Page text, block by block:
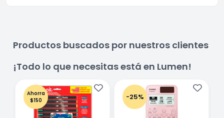
Productos buscados por nuestros clientes
¡Todo lo que necesitas está en Lumen!
Ahorra
$150
-25%